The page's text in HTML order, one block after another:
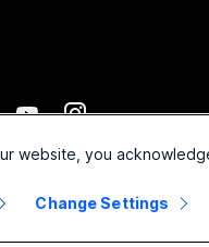
povezana društva. Sva
website, you
Change Settings